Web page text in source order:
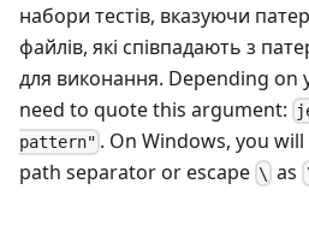
набори тестів, вказуючи
файлів, які співпадають з
для виконання. Depending
need to quote this argument:
pattern" . On Windows, you
path separator or escape \ as